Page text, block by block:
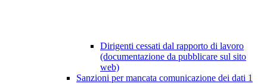
Dirigenti cessati dal rapporto di lavoro
(documentazione da pubblicare sul sito
web)
Sanzioni per mancata comunicazione dei dati 1